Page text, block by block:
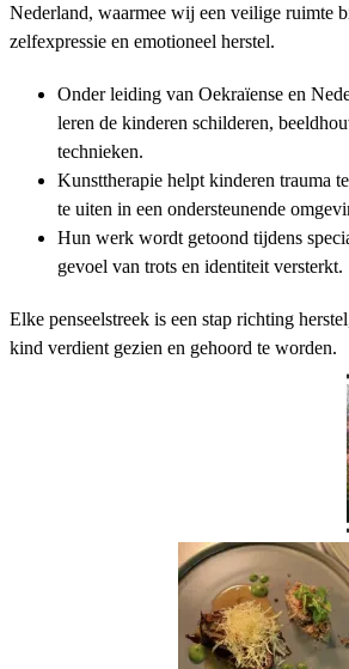
Nederland, waarmee wij een veilige ruimte
zelfexpressie en emotioneel herstel.
Onder leiding van Oekraïense en
leren de kinderen schilderen,
technieken.
Kunsttherapie helpt kinderen trauma
te uiten in een ondersteunende
Hun werk wordt getoond tijdens
gevoel van trots en identiteit versterkt.
Elke penseelstreek is een stap richting
kind verdient gezien en gehoord te worden.